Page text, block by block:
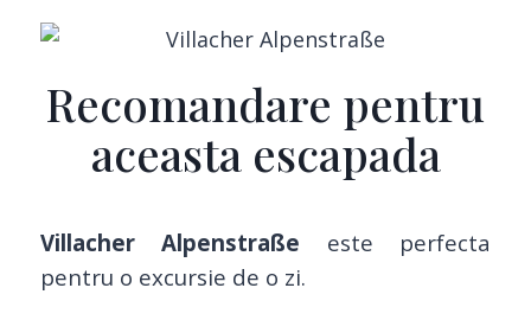
Recomandare pentru
aceasta escapada
Villacher Alpenstraße este perfecta
pentru o excursie de o zi.